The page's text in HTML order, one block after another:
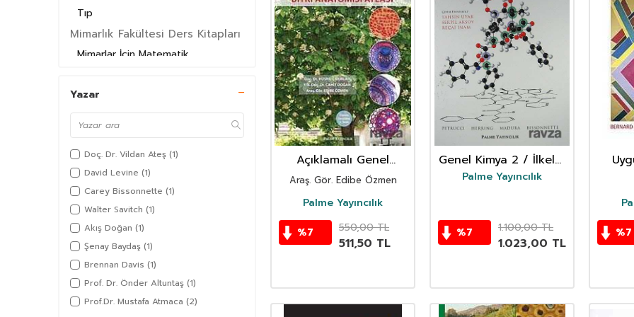
Tıp
Mimarlık Fakültesi Ders Kitapları
Mimarlar İçin Matematik
Sosyoloji
İktisat Fakültesi Ders Kitapları
İşletme Bölümü
Siyasal Bilgiler Fakültesi Ders
Kitapları
Makro İktisat
Ziraat Fakültesi Ders Kitapları
Bahçe Bitkileri Bölümü
Biyosistem Mühendisliği Bölümü
Tüm Kategoriler
KurtarılanÜrünler
Yazar
Doç. Dr. Vildan Ateş (1)
David Levine (1)
Carey Bissonnette (1)
Walter Savitch (1)
Akış Doğan (1)
Şenay Baydaş (1)
Brennan Davis (1)
Prof. Dr. Önder Altuntaş (1)
Prof.Dr. Mustafa Atmaca (2)
Açıklamalı Genel
Botanik ve Bitki
Anatomisi Atlası
Araş. Gör. Edibe Özmen
Palme Yayıncılık
%7 550,00TL
511,50 TL
Genel Kimya 2 / İlkeler
ve Modern
Bissonnette)
Palme Yayıncılık
%7 1.100,00TL
1.023,00 TL
%7